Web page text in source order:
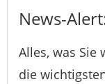
News-
Alles, was Sie
die